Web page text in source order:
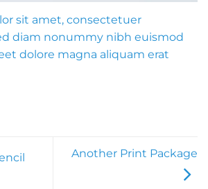
sit amet, consectetuer
diam nonummy nibh euismod
dolore magna aliquam erat
Another Print Package